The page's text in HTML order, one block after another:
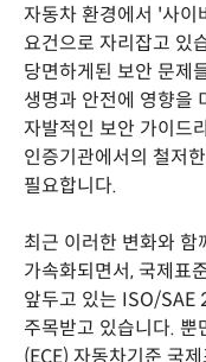
자동차 환경에서 '사이
요건으로 자리잡고 있
당면하게된 보안 문제
생명과 안전에 영향을
자발적인 보안 가이드
인증기관에서의 철저
필요합니다.
최근 이러한 변화와
가속화되면서, 국제표
앞두고 있는 ISO/SAE
주목받고 있습니다.
(ECE) 자동차기준 국